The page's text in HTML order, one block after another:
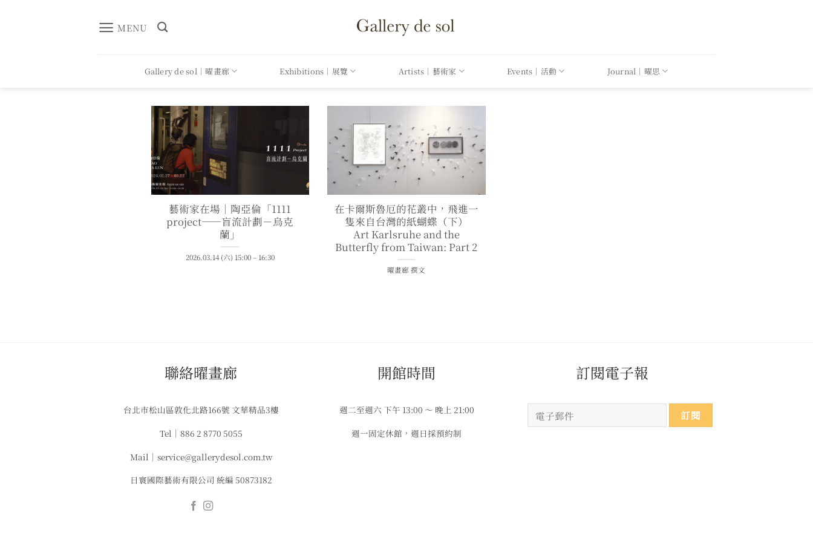
MENU
Gallery de sol｜曜畫廊 Exhibitions｜展覽 Artists｜藝術家 Events｜活動 Journal｜曜思
藝術家在場｜陶亞倫「1111
project——盲流計劃－烏克
蘭」
2026.03.14 (六) 15:00 – 16:30
在卡爾斯魯厄的花叢中，飛進一
隻來自台灣的紙蝴蝶（下）
Art Karlsruhe and the
Butterfly from Taiwan: Part 2
曜畫廊 撰文
​聯絡曜畫廊
台北市松山區敦化北路166號 文華精品3樓
Tel｜886 2 8770 5055
Mail｜service@gallerydesol.com.tw
日寰國際藝術有限公司 統編 50873182
​​開館時間
週二至週六 下午 13:00 ～ 晚上 21:00
週一固定休館，週日採預約制
​​​訂閱電子報